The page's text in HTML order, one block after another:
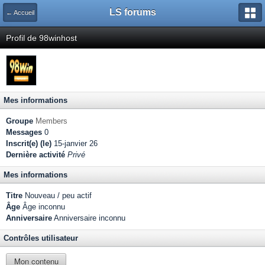
← Accueil LS forums
Profil de 98winhost
Mes informations
Groupe Members
Messages 0
Inscrit(e) (le) 15-janvier 26
Dernière activité Privé
Mes informations
Titre Nouveau / peu actif
Âge Âge inconnu
Anniversaire Anniversaire inconnu
Contrôles utilisateur
Mon contenu